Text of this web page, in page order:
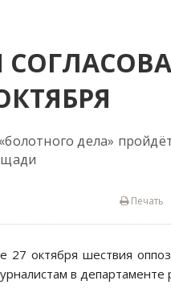
дела»
Печать
27 октября шествия
в департаменте